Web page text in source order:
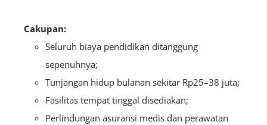
Cakupan:
Seluruh biaya pendidikan ditanggung
sepenuhnya;
Tunjangan hidup bulanan sekitar Rp25–38 juta;
Fasilitas tempat tinggal disediakan;
Perlindungan asuransi medis dan perawatan